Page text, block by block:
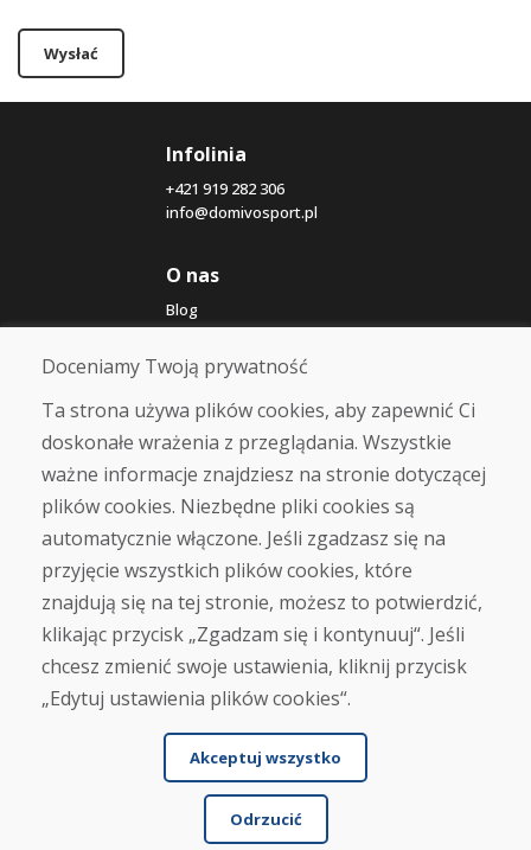
Wysłać
Infolinia
+421 919 282 306
info@domivosport.pl
O nas
Blog
O nas
Sklep
Kontakt
Zakup
Sklep internetowy
Warunki handlowe
Transport
Zapłata
Skarga
Zwrot i wymiana towaru
Ochrona danych osobowych
Cookies
Doceniamy Twoją prywatność
Ta strona używa plików cookies, aby zapewnić Ci
doskonałe wrażenia z przeglądania. Wszystkie
ważne informacje znajdziesz na stronie dotyczącej
plików cookies. Niezbędne pliki cookies są
automatycznie włączone. Jeśli zgadzasz się na
przyjęcie wszystkich plików cookies, które
znajdują się na tej stronie, możesz to potwierdzić,
klikając przycisk „Zgadzam się i kontynuuj“. Jeśli
chcesz zmienić swoje ustawienia, kliknij przycisk
„Edytuj ustawienia plików cookies“.
Akceptuj wszystko
Odrzucić